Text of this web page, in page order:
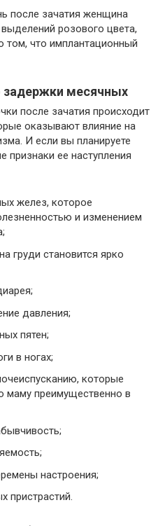
после зачатия женщина
розового цвета,
том, что имплантационный
месячных
после зачатия происходит
оказывают влияние на
И если вы планируете
признаки ее наступления
желез, которое
и изменением
груди становится ярко
давления;
пятен;
в ногах;
которые
маму преимущественно в
настроения;
пристрастий.